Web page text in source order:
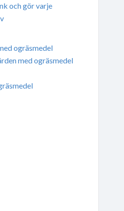
och gör varje
ogräsmedel
med ogräsmedel